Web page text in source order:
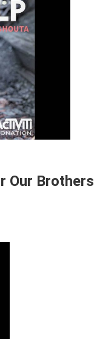
Our Brothers